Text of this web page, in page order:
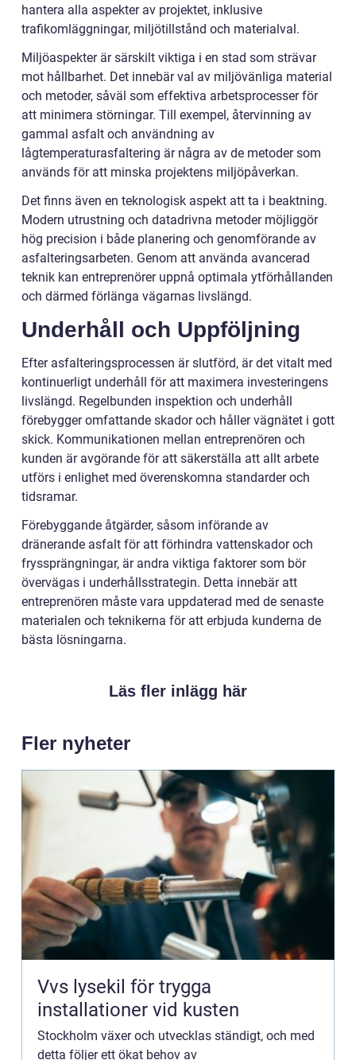
hantera alla aspekter av projektet, inklusive
trafikomläggningar, miljötillstånd och materialval.
Miljöaspekter är särskilt viktiga i en stad som strävar
mot hållbarhet. Det innebär val av miljövänliga material
och metoder, såväl som effektiva arbetsprocesser för
att minimera störningar. Till exempel, återvinning av
gammal asfalt och användning av
lågtemperaturasfaltering är några av de metoder som
används för att minska projektens miljöpåverkan.
Det finns även en teknologisk aspekt att ta i beaktning.
Modern utrustning och datadrivna metoder möjliggör
hög precision i både planering och genomförande av
asfalteringsarbeten. Genom att använda avancerad
teknik kan entreprenörer uppnå optimala ytförhållanden
och därmed förlänga vägarnas livslängd.
Underhåll och Uppföljning
Efter asfalteringsprocessen är slutförd, är det vitalt med
kontinuerligt underhåll för att maximera investeringens
livslängd. Regelbunden inspektion och underhåll
förebygger omfattande skador och håller vägnätet i gott
skick. Kommunikationen mellan entreprenören och
kunden är avgörande för att säkerställa att allt arbete
utförs i enlighet med överenskomna standarder och
tidsramar.
Förebyggande åtgärder, såsom införande av
dränerande asfalt för att förhindra vattenskador och
fryssprängningar, är andra viktiga faktorer som bör
övervägas i underhållsstrategin. Detta innebär att
entreprenören måste vara uppdaterad med de senaste
materialen och teknikerna för att erbjuda kunderna de
bästa lösningarna.
Läs fler inlägg här
Fler nyheter
Vvs lysekil för trygga
installationer vid kusten
Stockholm växer och utvecklas ständigt, och med
detta följer ett ökat behov av